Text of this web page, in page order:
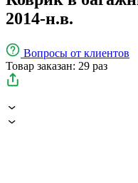
2014-н.в.
Вопросы от клиентов
Товар заказан: 29 раз